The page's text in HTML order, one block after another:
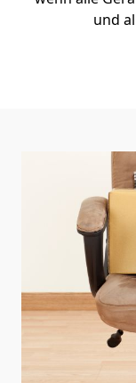
und